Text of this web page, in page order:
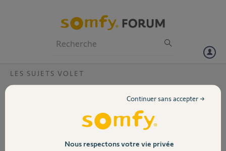
Volet
LES SUJETS VOLET
programmation telis 4 rts (recepteur
bonjour,comment reprogrammer une telis 4 rts canal par canal sans
possibilité de couper séparement les 4 moteurs?merci.
Nous respectons votre vie privée
Continuer sans accepter →